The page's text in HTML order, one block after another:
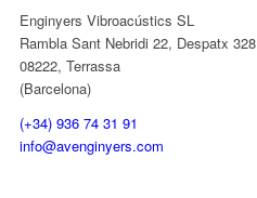
Enginyers Vibroacústics SL
Rambla Sant Nebridi 22, Despatx 328
08222, Terrassa
(Barcelona)
(+34) 936 74 31 91
info@avenginyers.com